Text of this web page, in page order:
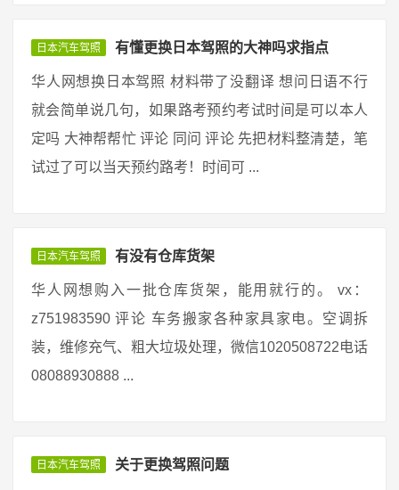
日本汽车驾照 有懂更换日本驾照的大神吗求指点
华人网想换日本驾照 材料带了没翻译 想问日语不行
就会简单说几句，如果路考预约考试时间是可以本人
定吗 大神帮帮忙 评论 同问 评论 先把材料整清楚，笔
试过了可以当天预约路考！时间可 ...
日本汽车驾照 有没有仓库货架
华人网想购入一批仓库货架，能用就行的。 vx：
z751983590 评论 车务搬家各种家具家电。空调拆
装，维修充气、粗大垃圾处理，微信1020508722电话
08088930888 ...
日本汽车驾照 关于更换驾照问题